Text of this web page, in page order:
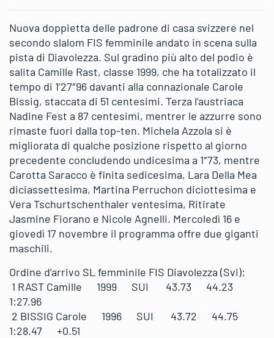
Nuova doppietta delle padrone di casa svizzere nel
secondo slalom FIS femminile andato in scena sulla
pista di Diavolezza. Sul gradino più alto del podio è
salita Camille Rast, classe 1999, che ha totalizzato il
tempo di 1’27″96 davanti alla connazionale Carole
Bissig, staccata di 51 centesimi. Terza l’austriaca
Nadine Fest a 87 centesimi, mentrer le azzurre sono
rimaste fuori dalla top-ten. Michela Azzola si è
migliorata di qualche posizione rispetto al giorno
precedente concludendo undicesima a 1″73, mentre
Carotta Saracco è finita sedicesima, Lara Della Mea
diciassettesima, Martina Perruchon diciottesima e
Vera Tschurtschenthaler ventesima, Ritirate
Jasmine Fiorano e Nicole Agnelli. Mercoledì 16 e
giovedì 17 novembre il programma offre due giganti
maschili.
Ordine d’arrivo SL femminile FIS Diavolezza (Svi):
1 RAST Camille 1999 SUI 43.73 44.23
1:27.96
2 BISSIG Carole 1996 SUI 43.72 44.75
1:28.47 +0.51